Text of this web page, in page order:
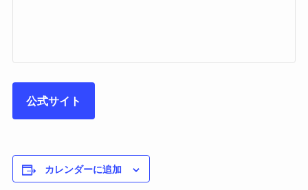
公式サイト
カレンダーに追加